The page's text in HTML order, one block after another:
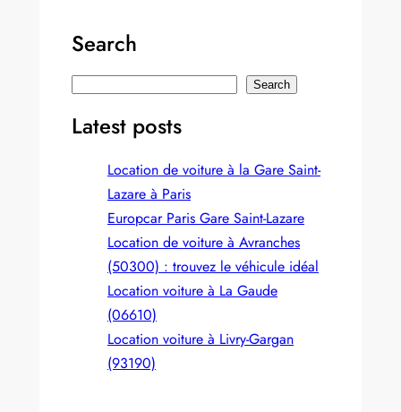
Search
a
Search
Latest posts
Location de voiture à la Gare Saint-
Lazare à Paris
Europcar Paris Gare Saint‑Lazare
Location de voiture à Avranches
(50300) : trouvez le véhicule idéal
Location voiture à La Gaude
(06610)
Location voiture à Livry-Gargan
(93190)